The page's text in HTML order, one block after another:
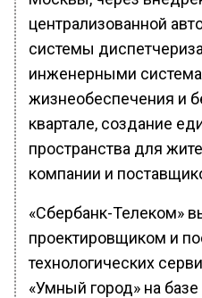
централизованной
системы
инженерными
жизнеобеспечения и
квартале, создание
пространства для
компании и
«Сбербанк-Телеком»
проектировщиком и
технологических
«Умный город» на